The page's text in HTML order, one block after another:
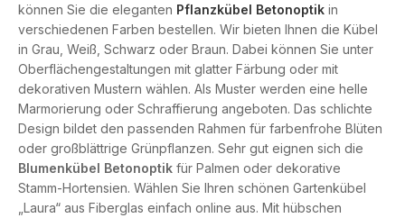
können Sie die eleganten Pflanzkübel Betonoptik in
verschiedenen Farben bestellen. Wir bieten Ihnen die Kübel
in Grau, Weiß, Schwarz oder Braun. Dabei können Sie unter
Oberflächengestaltungen mit glatter Färbung oder mit
dekorativen Mustern wählen. Als Muster werden eine helle
Marmorierung oder Schraffierung angeboten. Das schlichte
Design bildet den passenden Rahmen für farbenfrohe Blüten
oder großblättrige Grünpflanzen. Sehr gut eignen sich die
Blumenkübel Betonoptik für Palmen oder dekorative
Stamm-Hortensien. Wählen Sie Ihren schönen Gartenkübel
„Laura“ aus Fiberglas einfach online aus. Mit hübschen